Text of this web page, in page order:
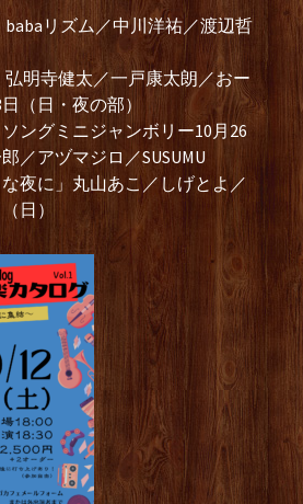
リズム／中川洋祐／渡辺哲
弘明寺健太／一戸康太朗／おー
（日・夜の部）
ングミニジャンボリー10月26
／アヅマジロ／SUSUMU
夜に」丸山あこ／しげとよ／
日）